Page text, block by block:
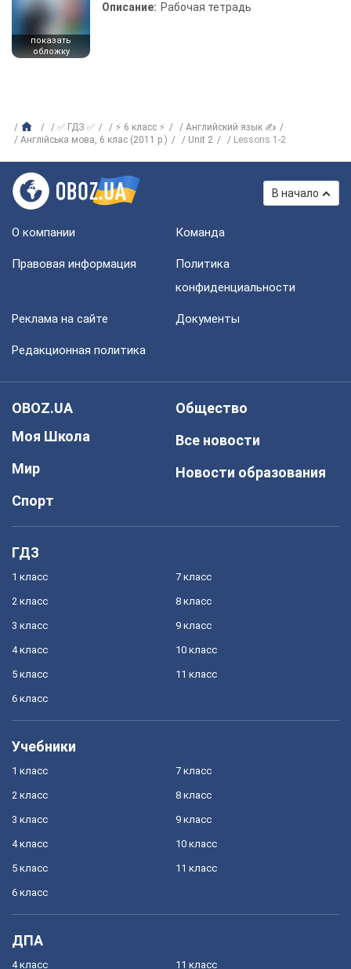
показать
обложку
Описание: Рабочая тетрадь
✅ ГДЗ ✅ ⚡ 6 класс ⚡
Английский язык ✍
Англійська мова, 6 клас (2011 р.)
Unit 2 Lessons 1-2
В начало
О компании Команда
Правовая информация
Политика
конфиденциальности
Реклама на сайте Документы
Редакционная политика
OBOZ.UA
Моя Школа
Мир
Спорт
Общество
Все новости
Новости образования
ГДЗ
1 класс
2 класс
3 класс
4 класс
5 класс
6 класс
7 класс
8 класс
9 класс
10 класс
11 класс
Учебники
1 класс
2 класс
3 класс
4 класс
5 класс
6 класс
7 класс
8 класс
9 класс
10 класс
11 класс
ДПА
4 класс 11 класс